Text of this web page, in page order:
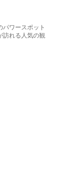
パワースポット
訪れる人気の観